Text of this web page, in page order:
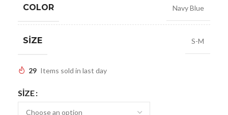
COLOR Navy Blue
SIZE S-M
29 Items sold in last day
SIZE